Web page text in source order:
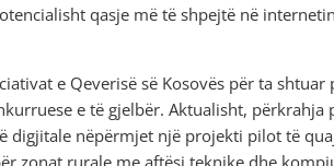
qasje më të shpejtë në
e Qeverisë së Kosovës për ta
e të gjelbër. Aktualisht, përkrahja
digjitale nëpërmjet një projekti pilot të
zonat rurale me aftësi teknike dhe